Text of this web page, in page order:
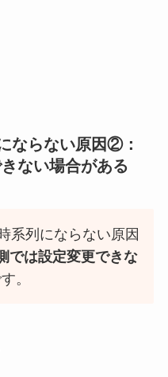
ならない原因②：
ない場合がある
系列にならない原因
では設定変更できな
。